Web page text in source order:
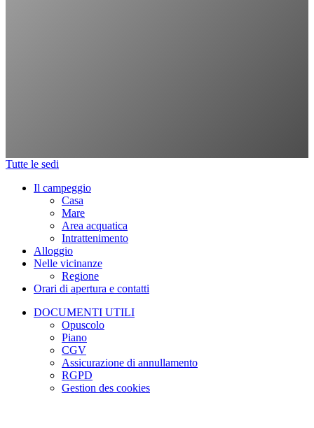
Tutte le sedi
Il campeggio
Casa
Mare
Area acquatica
Intrattenimento
Alloggio
Nelle vicinanze
Regione
Orari di apertura e contatti
DOCUMENTI UTILI
Opuscolo
Piano
CGV
Assicurazione di annullamento
RGPD
Gestion des cookies